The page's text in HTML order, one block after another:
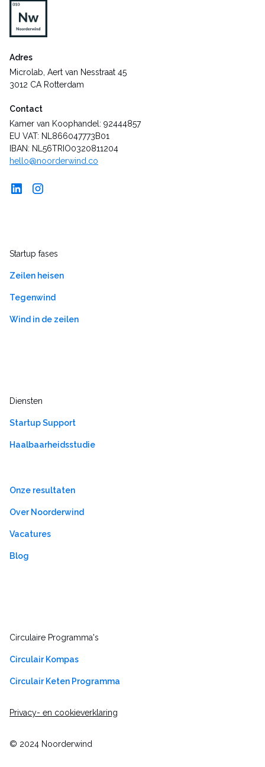
Adres
Microlab, Aert van Nesstraat 45
3012 CA Rotterdam
Contact
Kamer van Koophandel: 92444857
EU VAT: NL866047773B01
IBAN: NL56TRIO0320811204
hello@noorderwind.co
Startup fases
Zeilen heisen
Tegenwind
Wind in de zeilen
Diensten
Startup Support
Haalbaarheidsstudie
Onze resultaten
Over Noorderwind
Vacatures
Blog
Circulaire Programma's
Circulair Kompas
Circulair Keten Programma
© 2024 Noorderwind
Privacy- en cookieverklaring